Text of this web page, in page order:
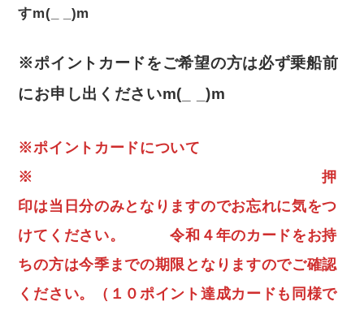
すm(_ _)m
※ポイントカードをご希望の方は必ず乗船前
にお申し出くださいm(_ _)m
※ポイントカードについて
※ 押
印は当日分のみとなりますのでお忘れに気をつ
けてください。 令和４年のカードをお持
ちの方は今季までの期限となりますのでご確認
ください。（１０ポイント達成カードも同様で